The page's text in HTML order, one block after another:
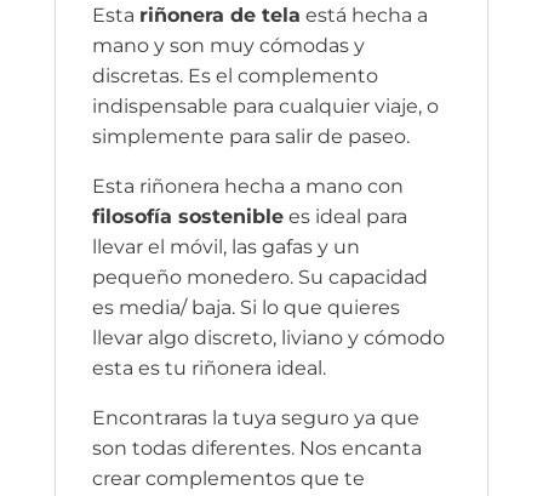
Esta riñonera de tela está hecha a
mano y son muy cómodas y
discretas. Es el complemento
indispensable para cualquier viaje, o
simplemente para salir de paseo.
Esta riñonera hecha a mano con
filosofía sosteniblees ideal para
llevar el móvil, las gafas y un
pequeño monedero. Su capacidad
es media/ baja. Si lo que quieres
llevar algo discreto, liviano y cómodo
esta es tu riñonera ideal.
Encontraras la tuya seguro ya que
son todas diferentes. Nos encanta
crear complementos que te